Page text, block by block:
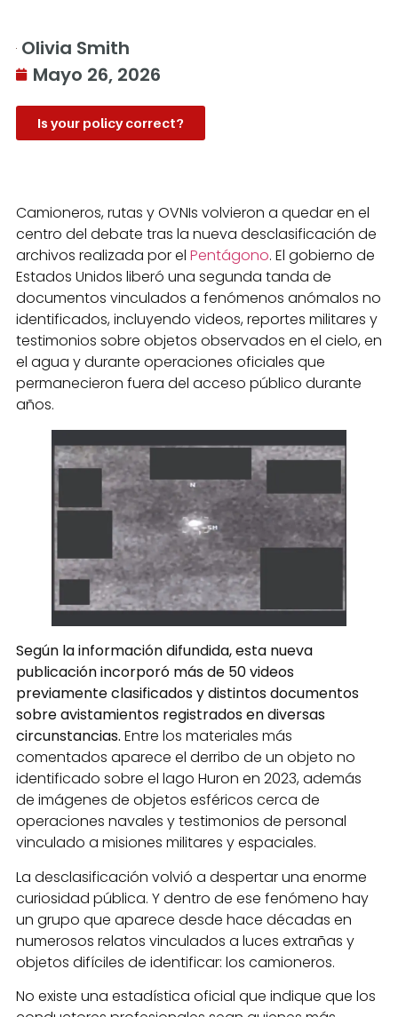
Olivia Smith
Mayo 26, 2026
Is your policy correct?
Camioneros, rutas y OVNIs volvieron a quedar en el
centro del debate tras la nueva desclasificación de
archivos realizada por el Pentágono. El gobierno de
Estados Unidos liberó una segunda tanda de
documentos vinculados a fenómenos anómalos no
identificados, incluyendo videos, reportes militares y
testimonios sobre objetos observados en el cielo, en
el agua y durante operaciones oficiales que
permanecieron fuera del acceso público durante
años.
Según la información difundida, esta nueva
publicación incorporó más de 50 videos
previamente clasificados y distintos documentos
sobre avistamientos registrados en diversas
circunstancias. Entre los materiales más
comentados aparece el derribo de un objeto no
identificado sobre el lago Huron en 2023, además
de imágenes de objetos esféricos cerca de
operaciones navales y testimonios de personal
vinculado a misiones militares y espaciales.
La desclasificación volvió a despertar una enorme
curiosidad pública. Y dentro de ese fenómeno hay
un grupo que aparece desde hace décadas en
numerosos relatos vinculados a luces extrañas y
objetos difíciles de identificar: los camioneros.
No existe una estadística oficial que indique que los